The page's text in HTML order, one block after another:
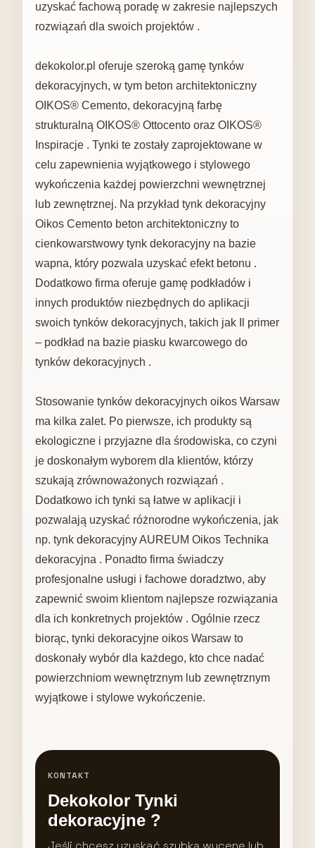
uzyskać fachową poradę w zakresie najlepszych
rozwiązań dla swoich projektów .
dekokolor.pl oferuje szeroką gamę tynków
dekoracyjnych, w tym beton architektoniczny
OIKOS® Cemento, dekoracyjną farbę
strukturalną OIKOS® Ottocento oraz OIKOS®
Inspiracje . Tynki te zostały zaprojektowane w
celu zapewnienia wyjątkowego i stylowego
wykończenia każdej powierzchni wewnętrznej
lub zewnętrznej. Na przykład tynk dekoracyjny
Oikos Cemento beton architektoniczny to
cienkowarstwowy tynk dekoracyjny na bazie
wapna, który pozwala uzyskać efekt betonu .
Dodatkowo firma oferuje gamę podkładów i
innych produktów niezbędnych do aplikacji
swoich tynków dekoracyjnych, takich jak Il primer
– podkład na bazie piasku kwarcowego do
tynków dekoracyjnych .
Stosowanie tynków dekoracyjnych oikos Warsaw
ma kilka zalet. Po pierwsze, ich produkty są
ekologiczne i przyjazne dla środowiska, co czyni
je doskonałym wyborem dla klientów, którzy
szukają zrównoważonych rozwiązań .
Dodatkowo ich tynki są łatwe w aplikacji i
pozwalają uzyskać różnorodne wykończenia, jak
np. tynk dekoracyjny AUREUM Oikos Technika
dekoracyjna . Ponadto firma świadczy
profesjonalne usługi i fachowe doradztwo, aby
zapewnić swoim klientom najlepsze rozwiązania
dla ich konkretnych projektów . Ogólnie rzecz
biorąc, tynki dekoracyjne oikos Warsaw to
doskonały wybór dla każdego, kto chce nadać
powierzchniom wewnętrznym lub zewnętrznym
wyjątkowe i stylowe wykończenie.
KONTAKT
Dekokolor Tynki
dekoracyjne ?